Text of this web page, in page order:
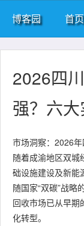
博客园 首页
2026四
强？六
市场洞察：2026
随着成渝地区双城
础设施建设及新能
随国家“双碳”战略
回收市场已从早期
化转型。